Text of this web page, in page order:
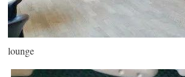
lounge